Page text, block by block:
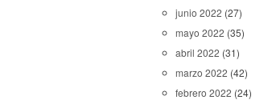
junio 2022 (27)
mayo 2022 (35)
abril 2022 (31)
marzo 2022 (42)
febrero 2022 (24)